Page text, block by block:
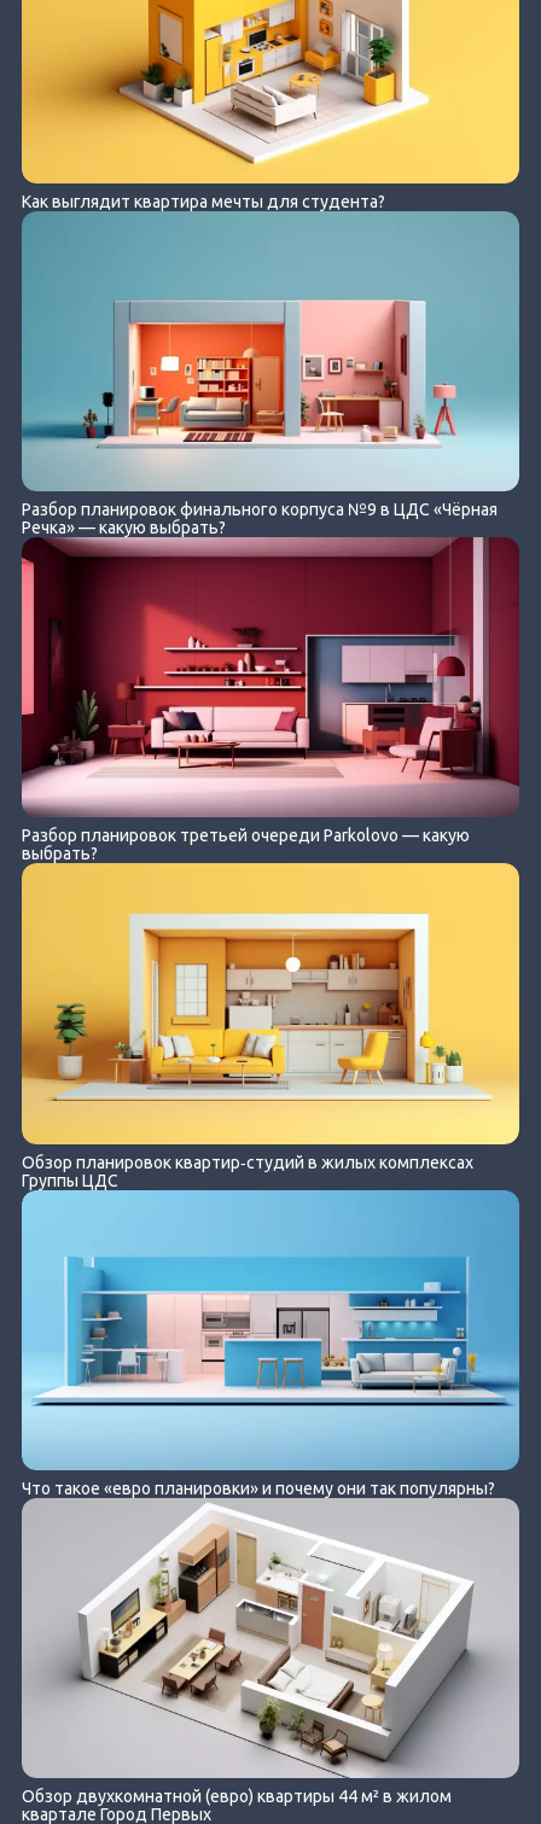
Как выглядит квартира мечты для студента?
Разбор планировок финального корпуса №9 в ЦДС «Чёрная
Речка» — какую выбрать?
Разбор планировок третьей очереди Parkolovo — какую
выбрать?
Обзор планировок квартир‐студий в жилых комплексах
Группы ЦДС
Что такое «евро планировки» и почему они так популярны?
Обзор двухкомнатной (евро) квартиры 44 м² в жилом
квартале Город Первых